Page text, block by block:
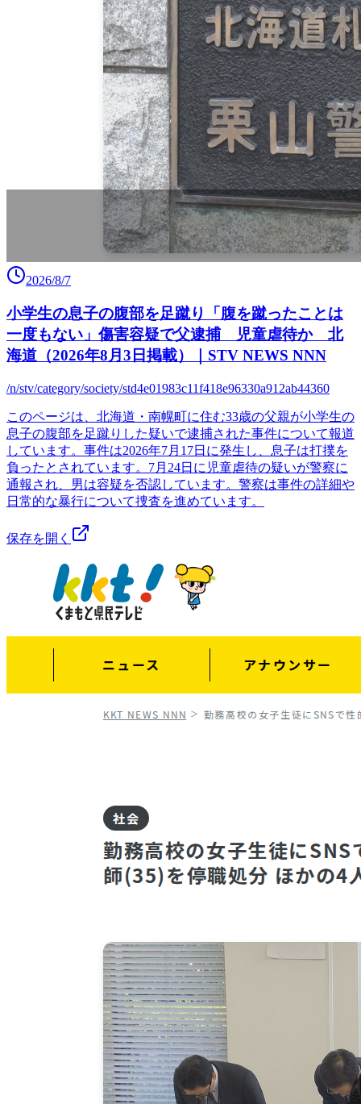
2026/8/7
小学生の息子の腹部を足蹴り「腹を蹴ったことは
一度もない」傷害容疑で父逮捕 児童虐待か 北
海道（2026年8月3日掲載）｜STV NEWS NNN
/n/stv/category/society/std4e01983c11f418e96330a912ab44360
このページは、北海道・南幌町に住む33歳の父親が小学生の
息子の腹部を足蹴りした疑いで逮捕された事件について報道
しています。事件は2026年7月17日に発生し、息子は打撲を
負ったとされています。7月24日に児童虐待の疑いが警察に
通報され、男は容疑を否認しています。警察は事件の詳細や
日常的な暴行について捜査を進めています。
保存を開く